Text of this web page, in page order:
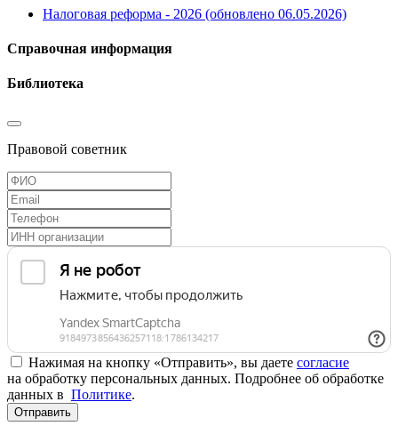
Налоговая реформа - 2026 (обновлено 06.05.2026)
Справочная информация
Библиотека
Правовой советник
Нажимая на кнопку «Отправить», вы даете согласие
на обработку персональных данных. Подробнее об обработке
данных в Политике.
Отправить